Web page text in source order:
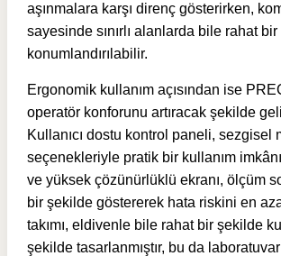
aşınmalara karşı direnç gösterirken,
sayesinde sınırlı alanlarda bile rahat
konumlandırılabilir.
Ergonomik kullanım açısından ise
operatör konforunu artıracak şekilde
Kullanıcı dostu kontrol paneli, sezgisel
seçenekleriyle pratik bir kullanım
ve yüksek çözünürlüklü ekranı, ölçüm
bir şekilde göstererek hata riskini en
takımı, eldivenle bile rahat bir şekilde
şekilde tasarlanmıştır, bu da